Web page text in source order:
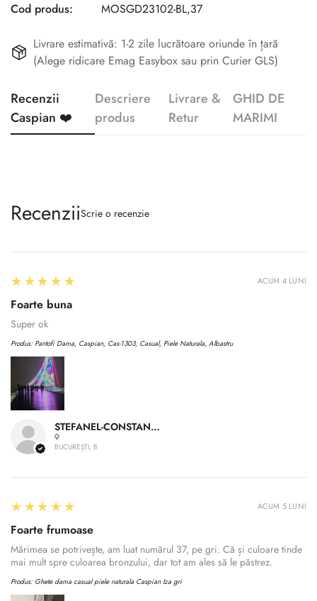
Cod produs:
MOSGD23102-BL,37
Livrare estimativă: 1-2 zile lucrătoare oriunde în țară
(Alege ridicare Emag Easybox sau prin Curier GLS)
Recenzii
Caspian ❤️
Descriere
produs
Livrare &
Retur
GHID DE
MARIMI
RecenziiScrie o recenzie
STEFANEL-CONSTANTIN A.
BUCUREȘTI, B
5
★★★★★
Foarte buna
Super ok
Produs: Pantofi Dama, Caspian, Cas-1303, Casual, Piele Naturala, Albastru
ACUM 4 LUNI
5
★★★★★
Foarte frumoase
Mărimea se potrivește, am luat numărul 37, pe gri. Că și culoare tinde
mai mult spre culoarea bronzului, dar tot am ales să le păstrez.
Produs: Ghete dama casual piele naturala Caspian Iza gri
ACUM 5 LUNI